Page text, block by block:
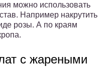
можно использовать
Например накрутить
розы. А по краям
с жареными